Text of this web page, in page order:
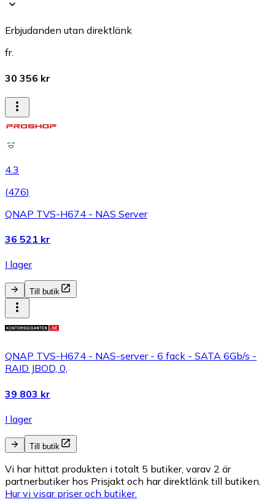
Erbjudanden utan direktlänk
fr.
30 356 kr
4.3
(476)
QNAP TVS-H674 - NAS Server
36 521 kr
I lager
Till butik
QNAP TVS-H674 - NAS-server - 6 fack - SATA 6Gb/s -
RAID JBOD, 0,
39 803 kr
I lager
Till butik
Vi har hittat produkten i totalt 5 butiker, varav 2 är
partnerbutiker hos Prisjakt och har direktlänk till butiken.
Hur vi visar priser och butiker.